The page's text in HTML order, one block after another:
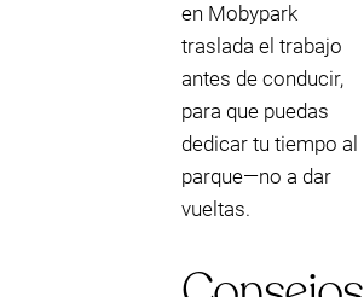
en Mobypark
traslada el trabajo
antes de conducir,
para que puedas
dedicar tu tiempo al
parque—no a dar
vueltas.